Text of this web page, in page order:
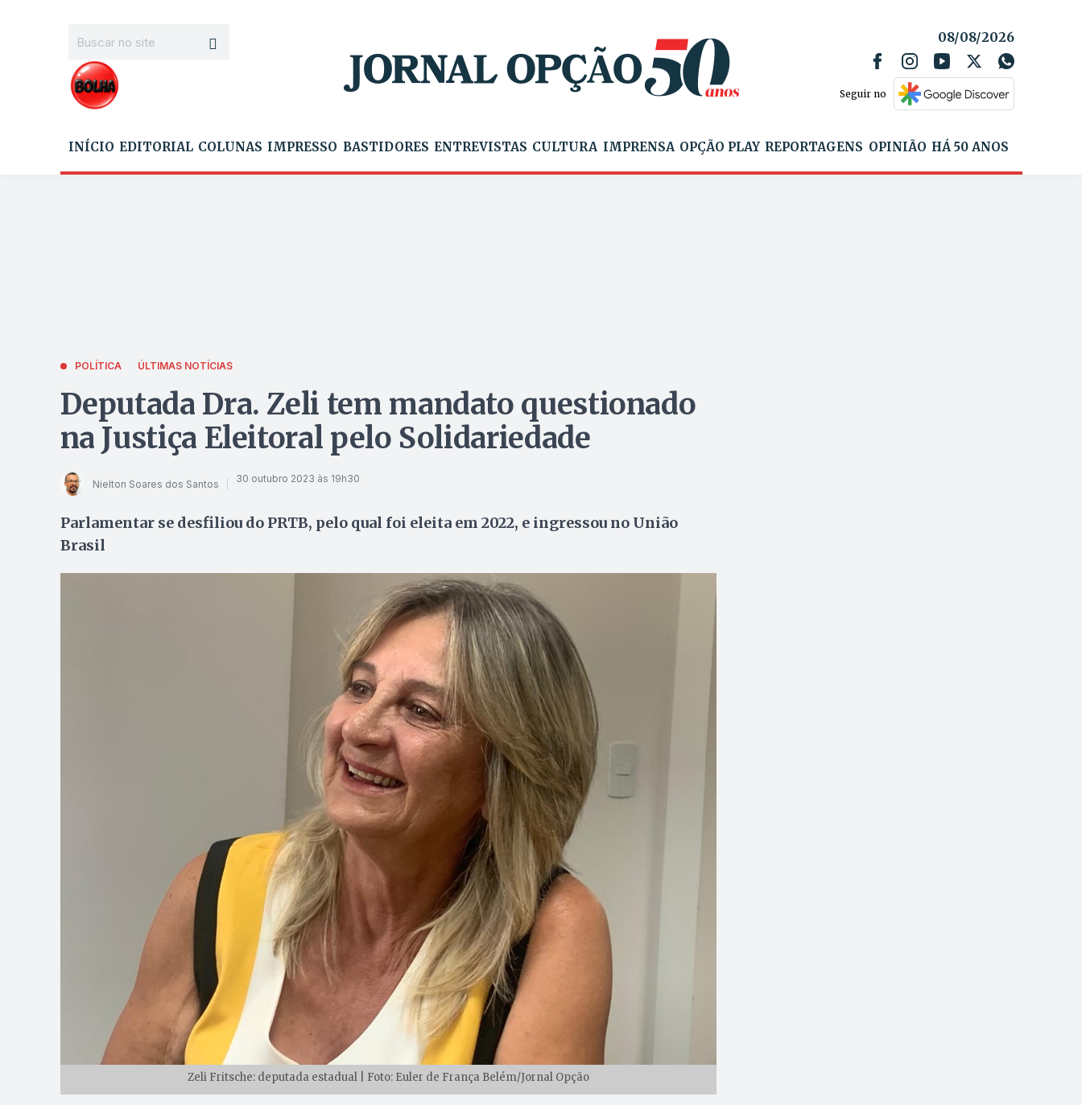
08/08/2026
Seguir no
INÍCIO EDITORIAL COLUNAS IMPRESSO BASTIDORES ENTREVISTAS CULTURA IMPRENSA OPÇÃO PLAY REPORTAGENS OPINIÃO HÁ 50 ANOS
POLÍTICA ÚLTIMAS NOTÍCIAS
Deputada Dra. Zeli tem mandato questionado
na Justiça Eleitoral pelo Solidariedade
Nielton Soares dos Santos 30 outubro 2023 às 19h30
Parlamentar se desfiliou do PRTB, pelo qual foi eleita em 2022, e ingressou no União
Brasil
Zeli Fritsche: deputada estadual | Foto: Euler de França Belém/Jornal Opção